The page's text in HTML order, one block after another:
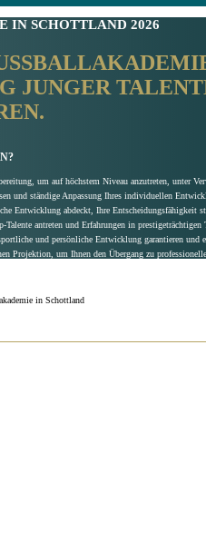
IN SCHOTTLAND 2026
um auf höchstem Niveau anzutreten, unter
und ständige Anpassung Ihres individuellen
Entwicklung abdeckt, Ihre Entscheidungsfähigkeit
antreten und Erfahrungen in
und persönliche Entwicklung garantieren
Projektion, um Ihnen den Übergang zu
in Schottland